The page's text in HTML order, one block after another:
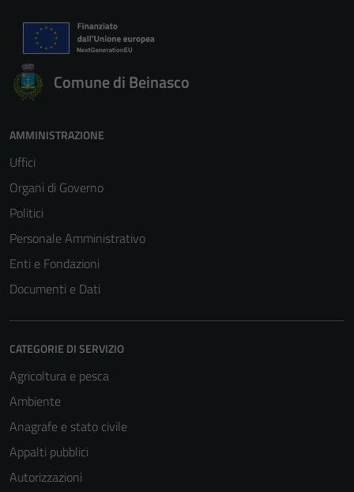
Comune di Beinasco
AMMINISTRAZIONE
Uffici
Organi di Governo
Politici
Personale Amministrativo
Enti e Fondazioni
Documenti e Dati
CATEGORIE DI SERVIZIO
Agricoltura e pesca
Ambiente
Anagrafe e stato civile
Appalti pubblici
Autorizzazioni
Questi cookie